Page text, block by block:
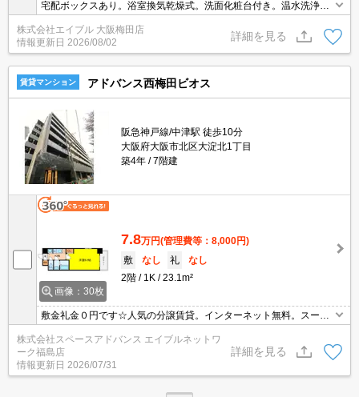
宅配ボックスあり。浴室換気乾燥式。洗面化粧台付き。温水洗浄便
座付き。保証会社加入要(月額総支払額の50%)。家具・家電付。エ
アコン洗浄代16,500円。
株式会社エイブル 大阪梅田店
情報更新日 2026/08/02
詳細を見る
賃貸マンション アドバンス西梅田ビオス
阪急神戸線/中津駅 徒歩10分
大阪府大阪市北区大淀北1丁目
築4年
7階建
画像：30枚
7.8万円(管理費等：8,000円)
敷
なし 礼
なし
2階
1K 23.1m²
敷金礼金０円です☆人気の分譲賃貸。インターネット無料。スーパ
ーへ200m。
株式会社スペースアドバンス エイブルネットワ
ーク福島店
情報更新日 2026/07/31
詳細を見る